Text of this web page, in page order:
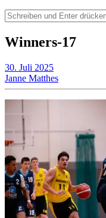
Suchen
nach:
Winners-17
30. Juli 2025
Janne Matthes